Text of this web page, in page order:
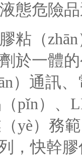
態危險
粘（
於一體
）通訊
pǐn）、
yè）務
，快幹